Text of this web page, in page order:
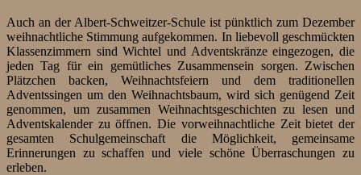
Auch an der Albert-Schweitzer-Schule ist pünktlich zum Dezember
weihnachtliche Stimmung aufgekommen. In liebevoll geschmückten
Klassenzimmern sind Wichtel und Adventskränze eingezogen, die
jeden Tag für ein gemütliches Zusammensein sorgen. Zwischen
Plätzchen backen, Weihnachtsfeiern und dem traditionellen
Adventssingen um den Weihnachtsbaum, wird sich genügend Zeit
genommen, um zusammen Weihnachtsgeschichten zu lesen und
Adventskalender zu öffnen. Die vorweihnachtliche Zeit bietet der
gesamten Schulgemeinschaft die Möglichkeit, gemeinsame
Erinnerungen zu schaffen und viele schöne Überraschungen zu
erleben.